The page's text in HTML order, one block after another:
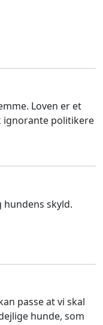
Loven er et
ignorante politikere
skyld.
passe at vi skal
hunde, som